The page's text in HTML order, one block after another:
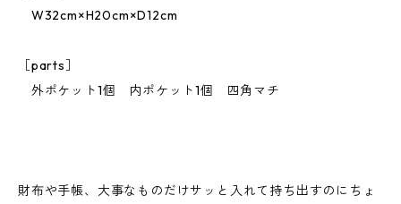
W32cm×H20cm×D12cm
［parts］
外ポケット1個 内ポケット1個 四角マチ
財布や手帳、大事なものだけサッと入れて持ち出すのにちょ